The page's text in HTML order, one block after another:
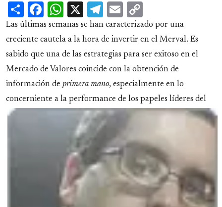
ShareFacebook
WhatsApp
X Telegram
Email
Link
Las últimas semanas se han caracterizado por una
creciente cautela a la hora de invertir en el Merval. Es
sabido que una de las estrategias para ser exitoso en el
Mercado de Valores coincide con la obtención de
información de primera mano, especialmente en lo
concerniente a la performance de los papeles líderes del